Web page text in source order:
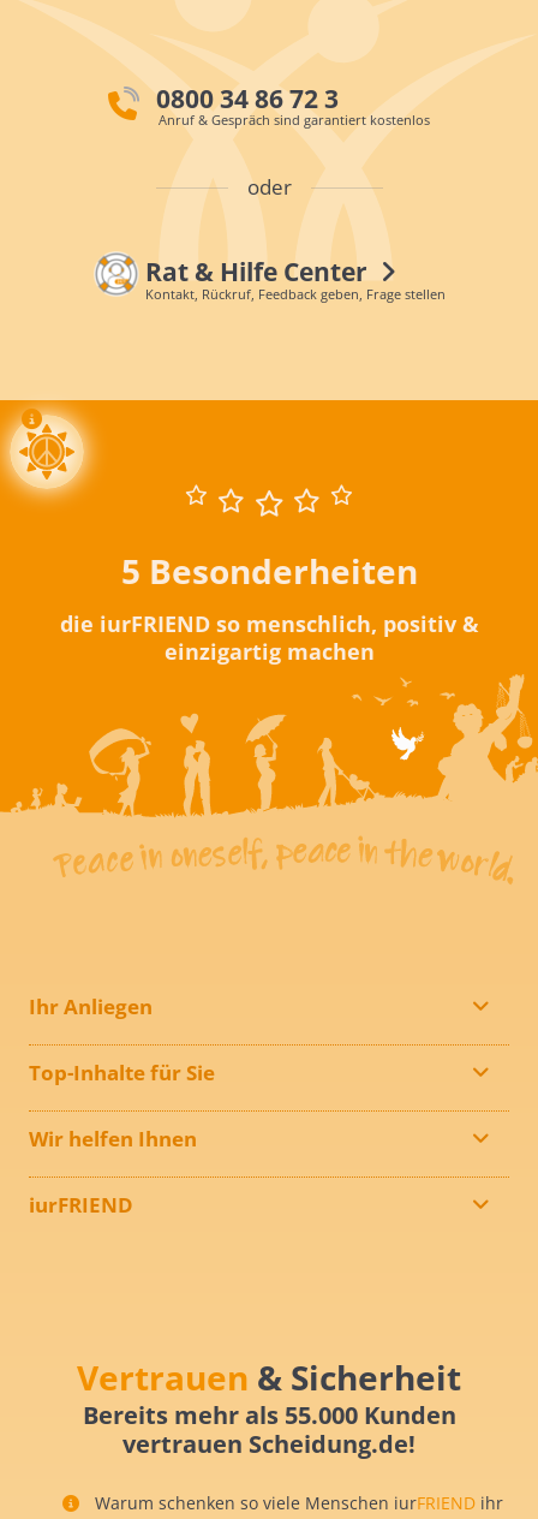
0800 34 86 72 3
Anruf & Gespräch sind garantiert kostenlos
oder
Rat & Hilfe Center
Kontakt, Rückruf, Feedback geben, Frage stellen
5 Besonderheiten
die iurFRIEND so menschlich, positiv &
einzigartig machen
Ihr Anliegen
Top-Inhalte für Sie
Wir helfen Ihnen
iurFRIEND
Vertrauen & Sicherheit
Bereits mehr als 55.000 Kunden
vertrauen Scheidung.de!
Warum schenken so viele Menschen iurFRIEND ihr